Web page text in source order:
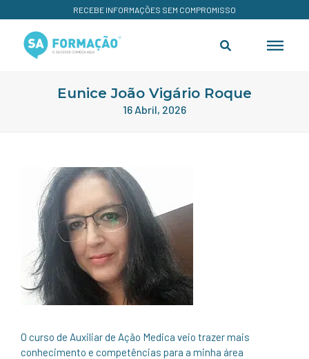
RECEBE INFORMAÇÕES SEM COMPROMISSO
Eunice João Vigário Roque
16 Abril, 2026
O curso de Auxiliar de Ação Medica veio trazer mais
conhecimento e competências para a minha área